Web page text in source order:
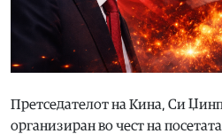
Претседателот на Кина, Си
организиран во чест на